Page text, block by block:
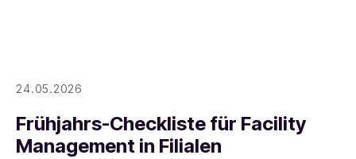
24.05.2026
Frühjahrs-Checkliste für Facility
Management in Filialen